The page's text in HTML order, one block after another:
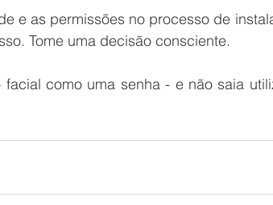
e as permissões no processo de
Tome uma decisão consciente.
facial como uma senha - e não saia